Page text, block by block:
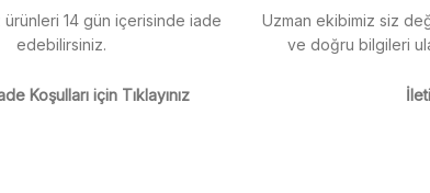
ürünleri 14 gün içerisinde iade
edebilirsiniz.
Koşulları için Tıklayınız
Uzman ekibimiz siz
ve doğru bilgileri